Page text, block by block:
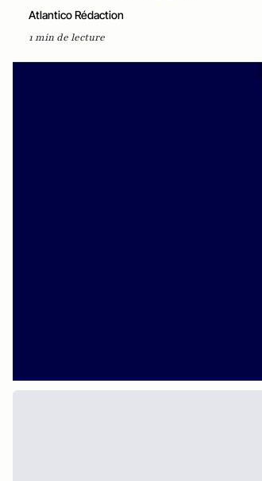
Atlantico Rédaction
1 min de lecture